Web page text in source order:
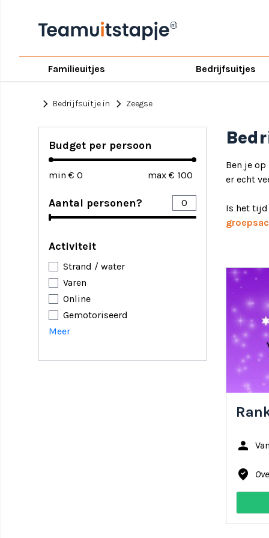
Familieuitjes Bedrijfsuitjes
chevron_right Bedrijfsuitje in chevron_right Zeegse
Budget per persoon
min € max €
Aantal personen?
Activiteit
Strand / water
Varen
Online
Gemotoriseerd
Meer
Ben je op
er echt
Is het tijd
person
where_to_vote